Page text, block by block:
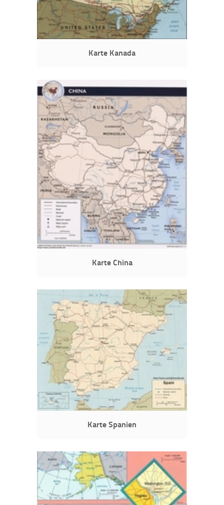
Karte Kanada
Karte China
Karte Spanien